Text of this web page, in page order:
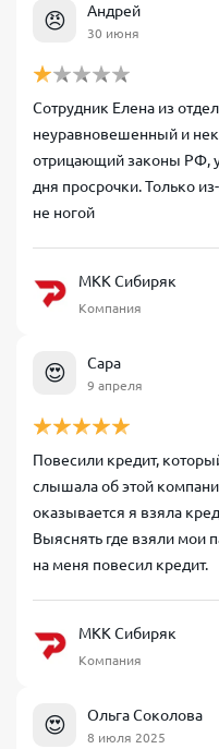
😠 Андрей
30 июня
Сотрудник Елена из
неуравновешенный и
отрицающий законы РФ,
дня просрочки. Только
не ногой
МКК Сибиряк
Компания
😍 Сара
9 апреля
Повесили кредит,
слышала об этой
оказывается я взяла
Выяснять где взяли мои
на меня повесил кредит.
МКК Сибиряк
Компания
😍 Ольга Соколова
8 июля 2025